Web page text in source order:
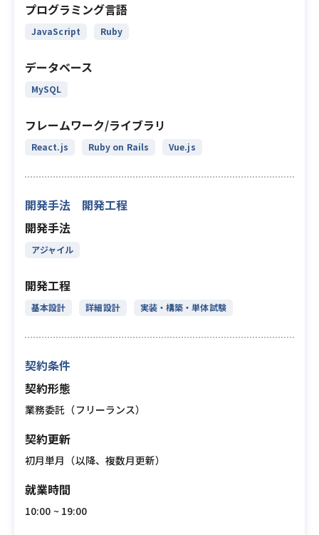
プログラミング言語
JavaScript Ruby
データベース
MySQL
フレームワーク/ライブラリ
React.js Ruby on Rails Vue.js
開発手法 開発工程
開発手法
アジャイル
開発工程
基本設計 詳細設計 実装・構築・単体試験
契約条件
契約形態
業務委託（フリーランス）
契約更新
初月単月（以降、複数月更新）
就業時間
10:00 ~ 19:00